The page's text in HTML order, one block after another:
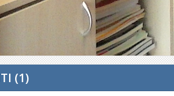
(1)